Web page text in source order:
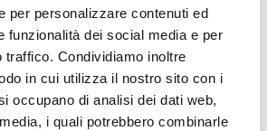
per personalizzare contenuti ed
funzionalità dei social media e per
traffico. Condividiamo inoltre
in cui utilizza il nostro sito con i
occupano di analisi dei dati web,
i quali potrebbero combinarle
silhouette, tassello in cotone,
IN ITALY
ITALY
LAVAGGIO